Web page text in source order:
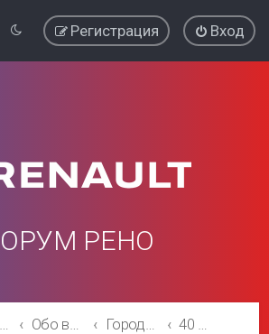
Вход
Регистрация
РЕНО
Список форумов Обо всём остальном Города и регионы. 40 Калужская область